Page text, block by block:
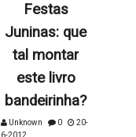
Festas
Juninas: que
tal montar
este livro
bandeirinha?
Unknown 0
20-